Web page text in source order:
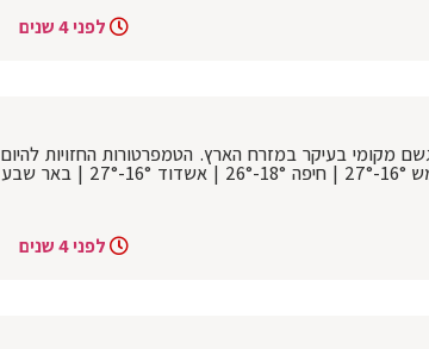
לפני 4 שנים
מקומי בעיקר במזרח הארץ. הטמפרטורות החזויות להיום
בערים: ירושלים 14°-22° | בני ברק 17°-27° | בית שמש 16°-27° | חיפה 18°-26° | אשדוד 16°-27° | באר שבע
לפני 4 שנים